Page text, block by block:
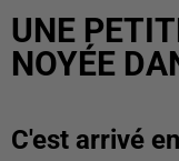
UNE
NOYÉE
C'est arrivé